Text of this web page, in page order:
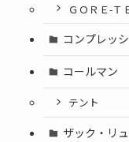
ＧＯＲＥ-Ｔ
コンプレッ
コールマン
テント
ザック・リ